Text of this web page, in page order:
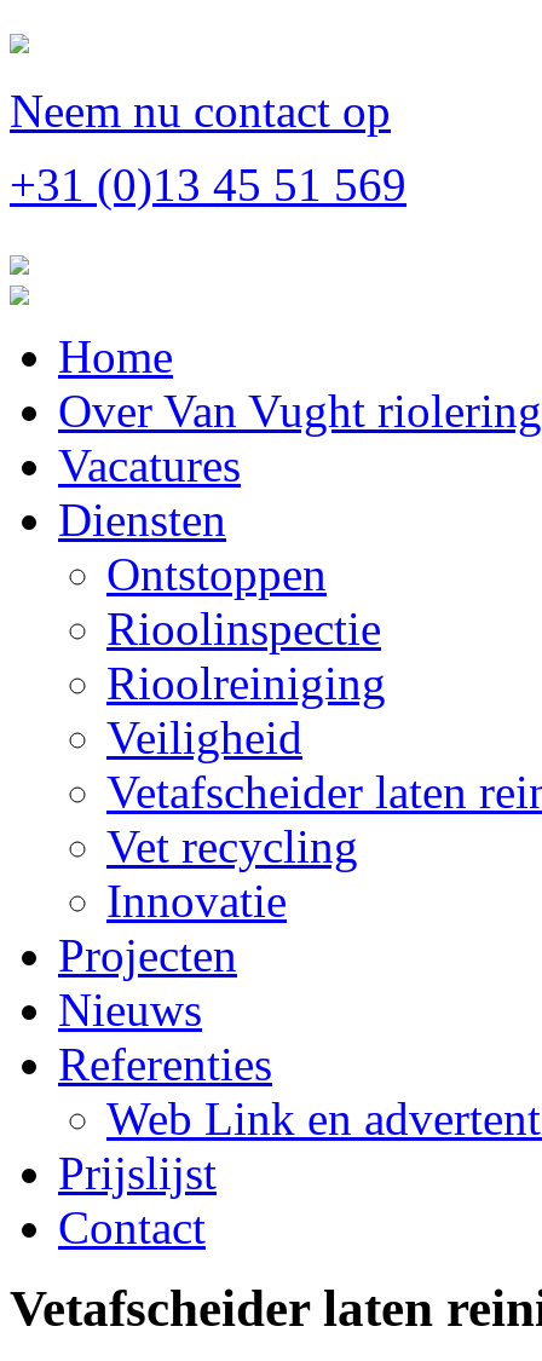
Neem nu contact op
+31 (0)13 45 51 569
Home
Over Van Vught
Vacatures
Diensten
Ontstoppen
Rioolinspectie
Rioolreiniging
Veiligheid
Vetafscheider laten
Vet recycling
Innovatie
Projecten
Nieuws
Referenties
Web Link en
Prijslijst
Contact
Vetafscheider laten